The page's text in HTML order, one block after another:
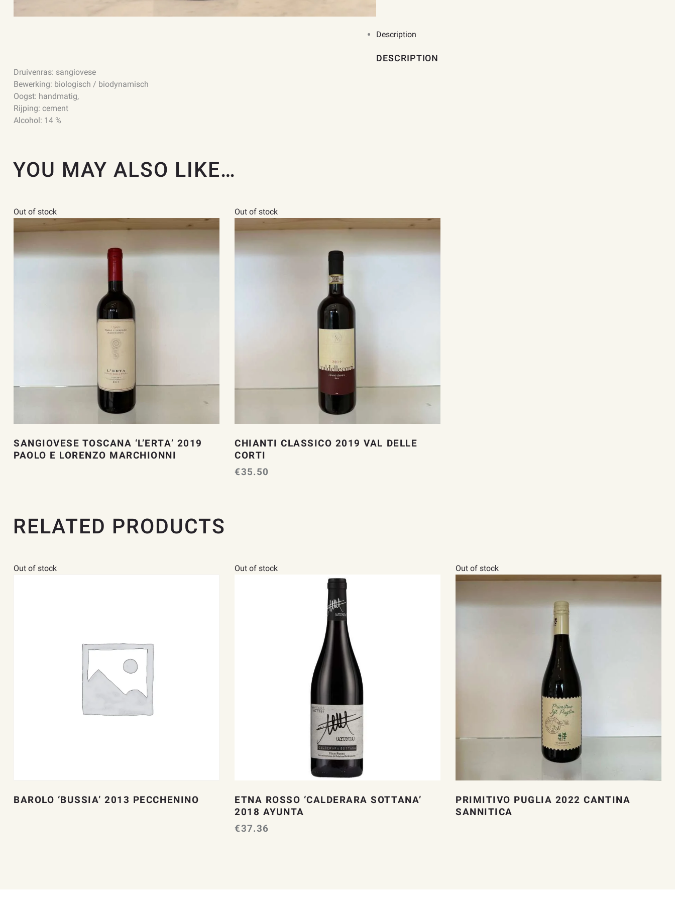
Description
DESCRIPTION
Druivenras: sangiovese
Bewerking: biologisch / biodynamisch
Oogst: handmatig,
Rijping: cement
Alcohol: 14 %
YOU MAY ALSO LIKE…
Out of stock
SANGIOVESE TOSCANA ‘L’ERTA’ 2019
PAOLO E LORENZO MARCHIONNI
Out of stock
CHIANTI CLASSICO 2019 VAL DELLE
CORTI
€35.50
RELATED PRODUCTS
Out of stock
BAROLO ‘BUSSIA’ 2013 PECCHENINO
Out of stock
ETNA ROSSO ‘CALDERARA SOTTANA’
2018 AYUNTA
€37.36
Out of stock
PRIMITIVO PUGLIA 2022 CANTINA
SANNITICA